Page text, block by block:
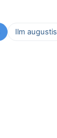
Ilm augustis